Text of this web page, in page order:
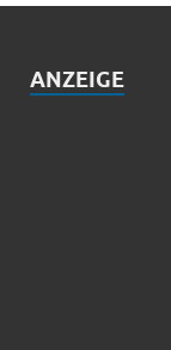
ANZEIGE